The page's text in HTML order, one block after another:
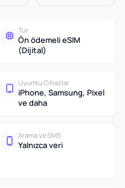
Tür
Ön ödemeli eSIM
(Dijital)
Uyumlu Cihazlar
iPhone, Samsung, Pixel
ve daha
Arama ve SMS
Yalnızca veri